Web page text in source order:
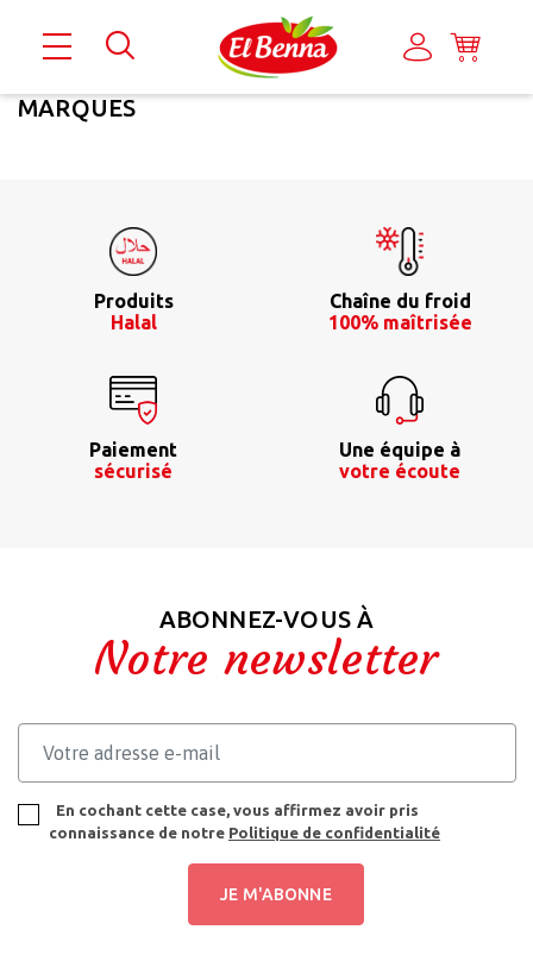
MARQUES
Produits
Halal
Chaîne du froid
100% maîtrisée
Paiement
sécurisé
Une équipe à
votre écoute
ABONNEZ-VOUS À
Notre newsletter
En cochant cette case, vous affirmez avoir pris
connaissance de notre Politique de confidentialité
JE M'ABONNE
×
UN CADEAU POUR
VOUS !
Êtes-vous un
professionnel ou un